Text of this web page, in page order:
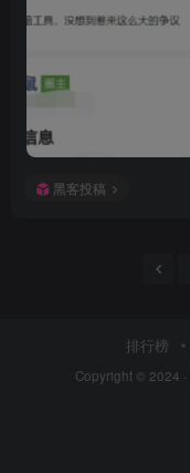
黑客投稿
排行榜
Copyright © 2024 ·